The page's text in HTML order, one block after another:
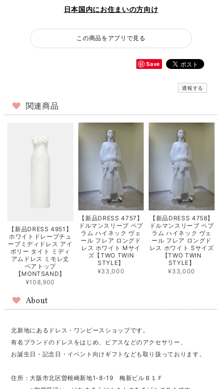
日本国内にお住まいの方向け
この商品をアプリで見る
Save
通報する
関連商品
【新品DRESS 4951】
ホワイトドレープチュ
ーブミディドレス アイ
ボリー タイト ミディ
アムドレス ミモレ丈
ベアトップ
【MONTSAND】
¥108,900
【新品DRESS 4757】
ドルマンスリーブ ペプ
ラム ハイネック ヴェ
ール フレア ロングド
レス ホワイト Mサイ
ズ【TWO TWIN
STYLE】
¥33,000
【新品DRESS 4758】
ドルマンスリーブ ペプ
ラム ハイネック ヴェ
ール フレア ロングド
レス ホワイト Sサイズ
【TWO TWIN
STYLE】
¥33,000
About
北新地にあるドレス・ワンピースショップです。
有名ブランドのドレスをはじめ、ピアスなどのアクセサリー、
お誕生日・記念日・イベント向けギフトなども取り扱っております。
住所：大阪市北区曽根崎新地1-8-19 梅新ビルＢ１Ｆ